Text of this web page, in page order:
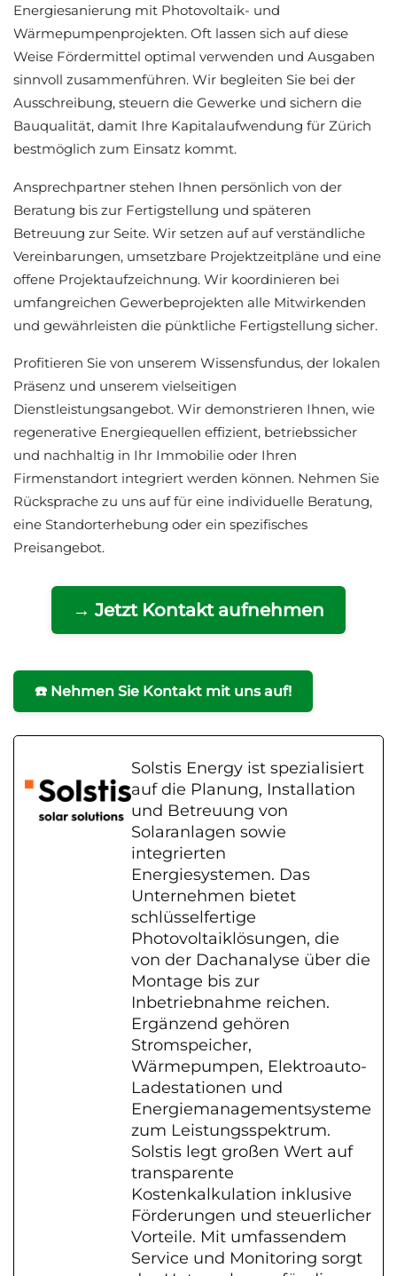
Energiesanierung mit Photovoltaik- und
Wärmepumpenprojekten. Oft lassen sich auf diese
Weise Fördermittel optimal verwenden und Ausgaben
sinnvoll zusammenführen. Wir begleiten Sie bei der
Ausschreibung, steuern die Gewerke und sichern die
Bauqualität, damit Ihre Kapitalaufwendung für Zürich
bestmöglich zum Einsatz kommt.
Ansprechpartner stehen Ihnen persönlich von der
Beratung bis zur Fertigstellung und späteren
Betreuung zur Seite. Wir setzen auf auf verständliche
Vereinbarungen, umsetzbare Projektzeitpläne und eine
offene Projektaufzeichnung. Wir koordinieren bei
umfangreichen Gewerbeprojekten alle Mitwirkenden
und gewährleisten die pünktliche Fertigstellung sicher.
Profitieren Sie von unserem Wissensfundus, der lokalen
Präsenz und unserem vielseitigen
Dienstleistungsangebot. Wir demonstrieren Ihnen, wie
regenerative Energiequellen effizient, betriebssicher
und nachhaltig in Ihr Immobilie oder Ihren
Firmenstandort integriert werden können. Nehmen Sie
Rücksprache zu uns auf für eine individuelle Beratung,
eine Standorterhebung oder ein spezifisches
Preisangebot.
→ Jetzt Kontakt aufnehmen
☎️ Nehmen Sie Kontakt mit uns auf!
Solstis Energy ist spezialisiert
auf die Planung, Installation
und Betreuung von
Solaranlagen sowie
integrierten
Energiesystemen. Das
Unternehmen bietet
schlüsselfertige
Photovoltaiklösungen, die
von der Dachanalyse über die
Montage bis zur
Inbetriebnahme reichen.
Ergänzend gehören
Stromspeicher,
Wärmepumpen, Elektroauto-
Ladestationen und
Energiemanagementsysteme
zum Leistungsspektrum.
Solstis legt großen Wert auf
transparente
Kostenkalkulation inklusive
Förderungen und steuerlicher
Vorteile. Mit umfassendem
Service und Monitoring sorgt